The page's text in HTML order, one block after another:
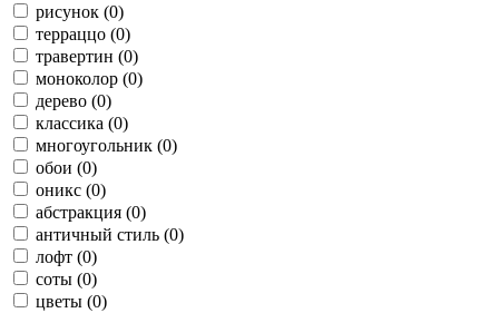
рисунок (0)
терраццо (0)
травертин (0)
моноколор (0)
дерево (0)
классика (0)
многоугольник (0)
обои (0)
оникс (0)
абстракция (0)
античный стиль (0)
лофт (0)
соты (0)
цветы (0)